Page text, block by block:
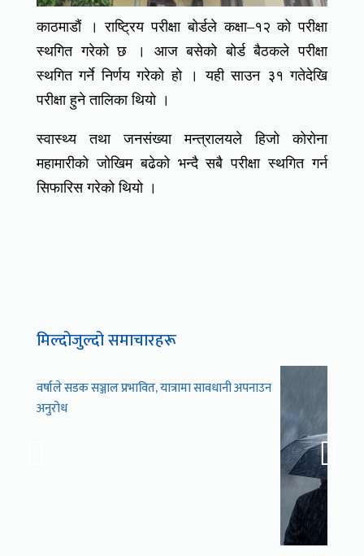
काठमाडौं । राष्ट्रिय परीक्षा बोर्डले कक्षा–१२ को परीक्षा
स्थगित गरेको छ । आज बसेको बोर्ड बैठकले परीक्षा
स्थगित गर्ने निर्णय गरेको हो । यही साउन ३१ गतेदेखि
परीक्षा हुने तालिका थियो ।
स्वास्थ्य तथा जनसंख्या मन्त्रालयले हिजो कोरोना
महामारीको जोखिम बढेको भन्दै सबै परीक्षा स्थगित गर्न
सिफारिस गरेको थियो ।
मिल्दोजुल्दो समाचारहरू
वर्षाले सडक सञ्जाल प्रभावित, यात्रामा सावधानी अपनाउन
अनुरोध